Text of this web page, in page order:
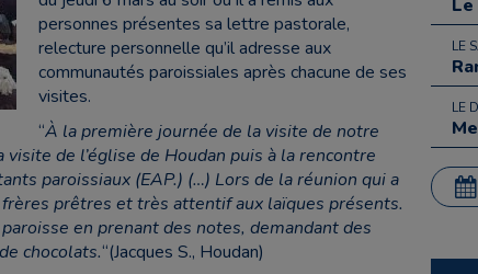
personnes présentes sa lettre pastorale,
relecture personnelle qu’il adresse aux
communautés paroissiales après chacune de ses
visites.
“À la première journée de la visite de notre
visite de l’église de Houdan puis à la rencontre
paroissiaux (EAP.) (…) Lors de la réunion qui a
prêtres et très attentif aux laïques présents.
en prenant des notes, demandant des
chocolats.“(Jacques S., Houdan)
Le
LE
LE